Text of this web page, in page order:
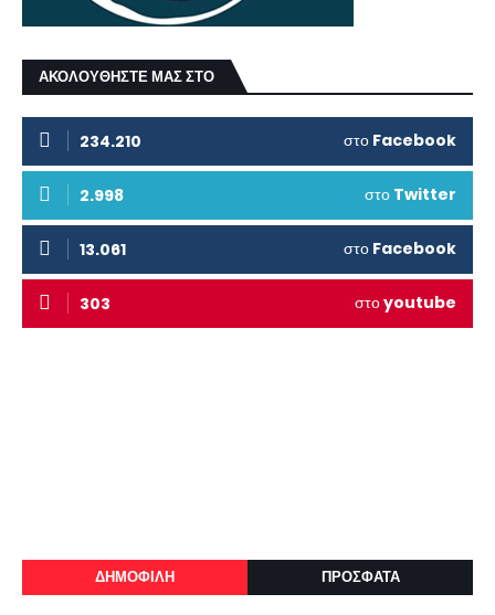
ΑΚΟΛΟΥΘΗΣΤΕ ΜΑΣ ΣΤΟ
234.210 στο Facebook
2.998 στο Twitter
13.061 στο Facebook
303 στοyoutube
ΔΗΜΟΦΙΛΗ ΠΡΟΣΦΑΤΑ